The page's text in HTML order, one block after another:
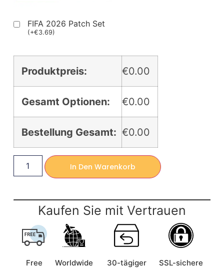
FIFA 2026 Patch Set
(+€3.69)
Produktpreis: €0.00
Gesamt Optionen: €0.00
Bestellung Gesamt: €0.00
In Den Warenkorb
Kaufen Sie mit Vertrauen
Free
Worldwide
30-tägiger
SSL-sichere